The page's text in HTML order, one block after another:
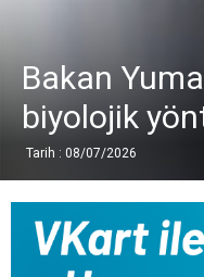
Bakan
biyolojik
Tarih : 08/07/2026